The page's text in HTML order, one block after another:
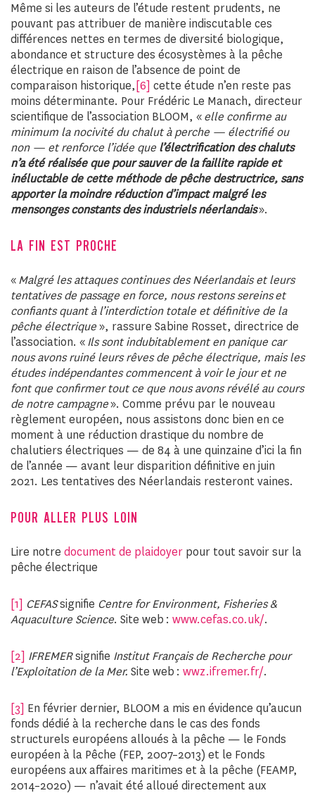
Même si les auteurs de l’étude restent prudents, ne
pouvant pas attribuer de manière indiscutable ces
différences nettes en termes de diversité biologique,
abondance et structure des écosystèmes à la pêche
électrique en raison de l’absence de point de
comparaison historique, [6] cette étude n’en reste pas
moins déterminante. Pour Frédéric Le Manach, directeur
scientifique de l’association BLOOM, «elle confirme au
minimum la nocivité du chalut à perche — électrifié ou
non — et renforce l’idée que l’électrification des chaluts
n’a été réalisée que pour sauver de la faillite rapide et
inéluctable de cette méthode de pêche destructrice, sans
apporter la moindre réduction d’impact malgré les
mensonges constants des industriels néerlandais».
LA FIN EST PROCHE
«Malgré les attaques continues des Néerlandais et leurs
tentatives de passage en force, nous restons sereins et
confiants quant à l’interdiction totale et définitive de la
pêche électrique», rassure Sabine Rosset, directrice de
l’association. «Ils sont indubitablement en panique car
nous avons ruiné leurs rêves de pêche électrique, mais les
études indépendantes commencent à voir le jour et ne
font que confirmer tout ce que nous avons révélé au cours
de notre campagne». Comme prévu par le nouveau
règlement européen, nous assistons donc bien en ce
moment à une réduction drastique du nombre de
chalutiers électriques — de 84 à une quinzaine d’ici la fin
de l’année — avant leur disparition définitive en juin
2021. Les tentatives des Néerlandais resteront vaines.
POUR ALLER PLUS LOIN
Lire notre document de plaidoyer pour tout savoir sur la
pêche électrique
[1] CEFASsignifie Centre for Environment, Fisheries &
Aquaculture Science. Site web : www.cefas.co.uk/.
[2] IFREMERsignifie Institut Français de Recherche pour
l’Exploitation de la Mer. Site web : wwz.ifremer.fr/.
[3] En février dernier, BLOOM a mis en évidence qu’aucun
fonds dédié à la recherche dans le cas des fonds
structurels européens alloués à la pêche — le Fonds
européen à la Pêche (FEP, 2007–2013) et le Fonds
européens aux affaires maritimes et à la pêche (FEAMP,
2014–2020) — n’avait été alloué directement aux